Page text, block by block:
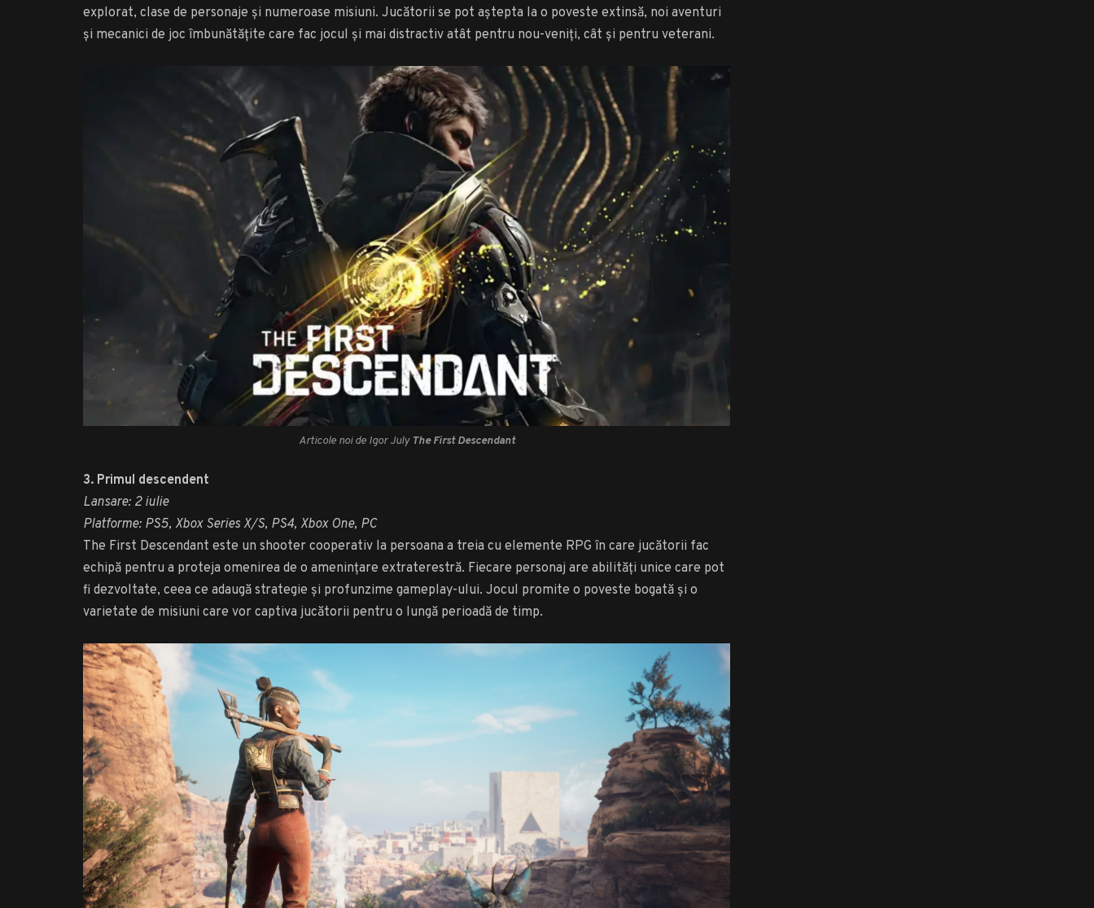
explorat, clase de personaje și numeroase misiuni. Jucătorii se pot aștepta la o poveste extinsă, noi aventuri
și mecanici de joc îmbunătățite care fac jocul și mai distractiv atât pentru nou-veniți, cât și pentru veterani.
Articole noi de Igor July The First Descendant
3. Primul descendent
Lansare: 2 iulie
Platforme: PS5, Xbox Series X/S, PS4, Xbox One, PC
The First Descendant este un shooter cooperativ la persoana a treia cu elemente RPG în care jucătorii fac
echipă pentru a proteja omenirea de o amenințare extraterestră. Fiecare personaj are abilități unice care pot
fi dezvoltate, ceea ce adaugă strategie și profunzime gameplay-ului. Jocul promite o poveste bogată și o
varietate de misiuni care vor captiva jucătorii pentru o lungă perioadă de timp.